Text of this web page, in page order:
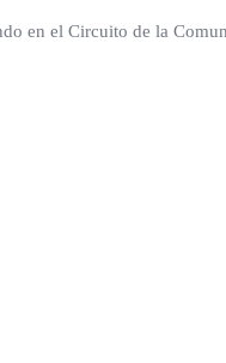
en el Circuito de la